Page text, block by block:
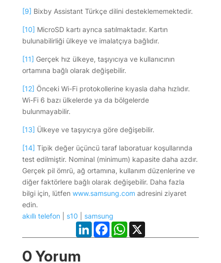
[9] Bixby Assistant Türkçe dilini desteklememektedir.
[10] MicroSD kartı ayrıca satılmaktadır. Kartın
bulunabilirliği ülkeye ve imalatçıya bağlıdır.
[11] Gerçek hız ülkeye, taşıyıcıya ve kullanıcının
ortamına bağlı olarak değişebilir.
[12] Önceki Wi-Fi protokollerine kıyasla daha hızlıdır.
Wi-Fi 6 bazı ülkelerde ya da bölgelerde
bulunmayabilir.
[13] Ülkeye ve taşıyıcıya göre değişebilir.
[14] Tipik değer üçüncü taraf laboratuar koşullarında
test edilmiştir. Nominal (minimum) kapasite daha azdır.
Gerçek pil ömrü, ağ ortamına, kullanım düzenlerine ve
diğer faktörlere bağlı olarak değişebilir. Daha fazla
bilgi için, lütfen www.samsung.com adresini ziyaret
edin.
akıllı telefon| s10
samsung
LinkedInFacebookWhatsApp
X
0 Yorum